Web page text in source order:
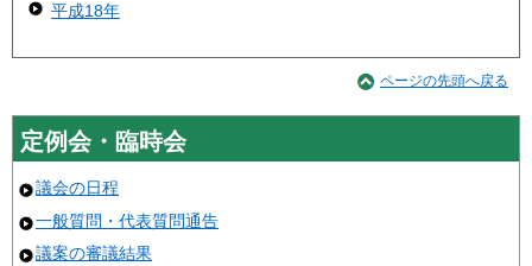
平成18年
ページの先頭へ戻る
定例会・臨時会
議会の日程
一般質問・代表質問通告
議案の審議結果